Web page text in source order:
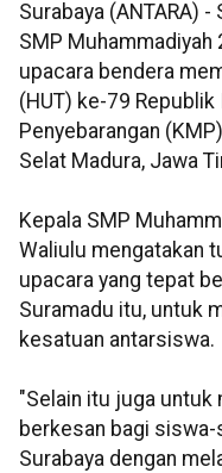
Surabaya (ANTARA)
SMP Muhammadiyah
upacara bendera
(HUT) ke-79
Penyebarangan
Selat Madura, Jawa
Kepala SMP
Waliulu mengatakan
upacara yang tepat
Suramadu itu, untuk
kesatuan antarsiswa.
"Selain itu juga untuk
berkesan bagi
Surabaya dengan